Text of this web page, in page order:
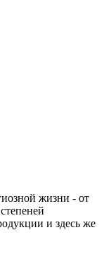
жизни - от
и здесь же